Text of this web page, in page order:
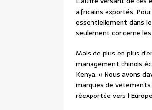
africains exportés.
essentiellement dans
seulement concerne
Mais de plus en plus
management chinois
Kenya. « Nous avons
marques de
réexportée vers